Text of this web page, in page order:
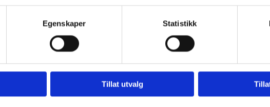
Egenskaper Statistikk
Tillat utvalg
Singlet Craft Art.nr 008
Fornavn